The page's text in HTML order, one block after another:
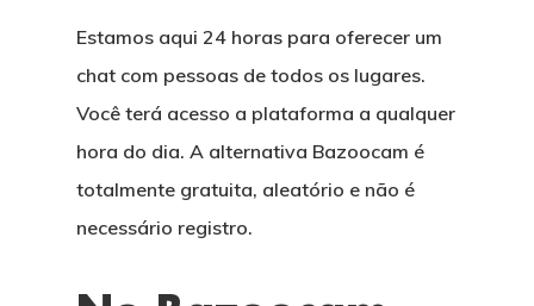
Estamos aqui 24 horas para oferecer um
chat com pessoas de todos os lugares.
Você terá acesso a plataforma a qualquer
hora do dia. A alternativa Bazoocam é
totalmente gratuita, aleatório e não é
necessário registro.